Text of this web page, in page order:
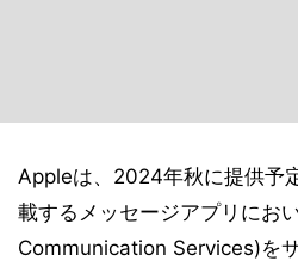
Appleは、2024年秋に提供予
載するメッセージアプリにお
Communication Services)を